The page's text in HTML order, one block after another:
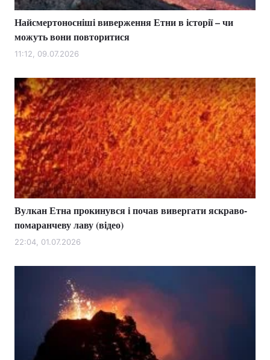
Головна Війна
Україна
Економіка Світ
Спорт Наука
Техно і зв'язок Лайт
Зброя Інциденти
Здоров'я Туризм
Цікавинки Погода
Екологія
Лонгріди
Відео з Youtube
Інтерв'ю Думки
Архів Вакансії
Найсмертоносніші виверження Етни в історії – чи
можуть вони повторитися
11:12, 09.07.2026
Вулкан Етна прокинувся і почав вивергати яскраво-
помаранчеву лаву (відео)
22:04, 01.07.2026